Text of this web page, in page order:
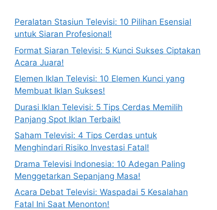
Peralatan Stasiun Televisi: 10 Pilihan Esensial
untuk Siaran Profesional!
Format Siaran Televisi: 5 Kunci Sukses Ciptakan
Acara Juara!
Elemen Iklan Televisi: 10 Elemen Kunci yang
Membuat Iklan Sukses!
Durasi Iklan Televisi: 5 Tips Cerdas Memilih
Panjang Spot Iklan Terbaik!
Saham Televisi: 4 Tips Cerdas untuk
Menghindari Risiko Investasi Fatal!
Drama Televisi Indonesia: 10 Adegan Paling
Menggetarkan Sepanjang Masa!
Acara Debat Televisi: Waspadai 5 Kesalahan
Fatal Ini Saat Menonton!